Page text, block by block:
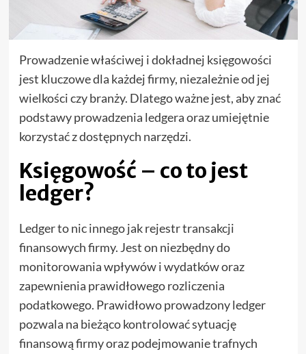
Prowadzenie właściwej i dokładnej księgowości
jest kluczowe dla każdej firmy, niezależnie od jej
wielkości czy branży. Dlatego ważne jest, aby znać
podstawy prowadzenia ledgera oraz umiejętnie
korzystać z dostępnych narzędzi.
Księgowość – co to jest
ledger?
Ledger to nic innego jak rejestr transakcji
finansowych firmy. Jest on niezbędny do
monitorowania wpływów i wydatków oraz
zapewnienia prawidłowego rozliczenia
podatkowego. Prawidłowo prowadzony ledger
pozwala na bieżąco kontrolować sytuację
finansową firmy oraz podejmowanie trafnych